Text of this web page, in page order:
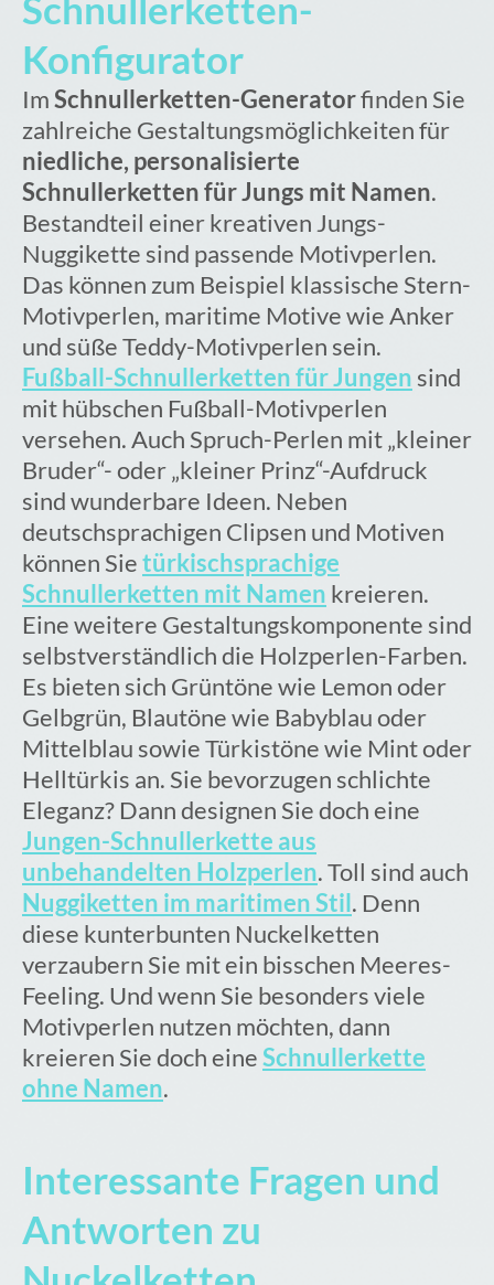
Konfigurator
ImSchnullerketten-Generatorfinden Sie
zahlreiche Gestaltungsmöglichkeiten für
niedliche, personalisierte
Schnullerketten für Jungs mit Namen.
Bestandteil einer kreativen Jungs-
Nuggikette sind passende Motivperlen.
Das können zum Beispiel klassische Stern-
Motivperlen, maritime Motive wie Anker
und süße Teddy-Motivperlen sein.
Fußball-Schnullerketten für Jungen sind
mit hübschen Fußball-Motivperlen
versehen. Auch Spruch-Perlen mit „kleiner
Bruder“- oder „kleiner Prinz“-Aufdruck
sind wunderbare Ideen. Neben
deutschsprachigen Clipsen und Motiven
können Sietürkischsprachige
Schnullerketten mit Namen kreieren.
Eine weitere Gestaltungskomponente sind
selbstverständlich die Holzperlen-Farben.
Es bieten sich Grüntöne wie Lemon oder
Gelbgrün, Blautöne wie Babyblau oder
Mittelblau sowie Türkistöne wie Mint oder
Helltürkis an. Sie bevorzugen schlichte
Eleganz? Dann designen Sie doch eine
Jungen-Schnullerkette aus
unbehandelten Holzperlen. Toll sind auch
Nuggiketten im maritimen Stil. Denn
diese kunterbunten Nuckelketten
verzaubern Sie mit ein bisschen Meeres-
Feeling. Und wenn Sie besonders viele
Motivperlen nutzen möchten, dann
kreieren Sie doch eineSchnullerkette
ohne Namen.
Interessante Fragen und
Antworten zu